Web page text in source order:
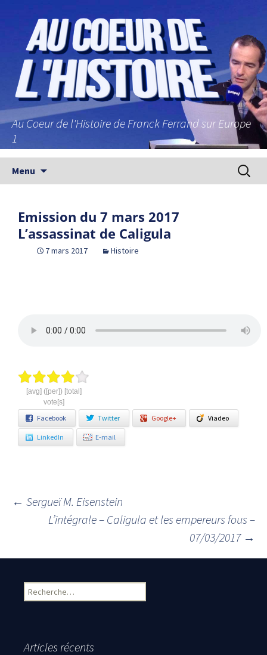
Au Coeur de l'Histoire de Franck Ferrand sur Europe
1
Menu
Emission du 7 mars 2017
L’assassinat de Caligula
7 mars 2017 Histoire
[avg] ([per]) [total]
vote[s]
Facebook Twitter Google+ Viadeo
LinkedIn E-mail
Navigation des articles
← Sergueï M. Eisenstein
L’intégrale – Caligula et les empereurs fous –
07/03/2017 →
Rechercher :
Articles récents